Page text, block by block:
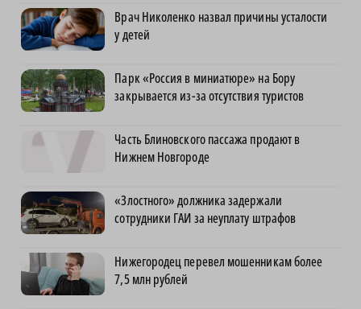
Врач Николенко назвал причины усталости
у детей
Парк «Россия в миниатюре» на Бору
закрывается из-за отсутствия туристов
Часть Блиновского пассажа продают в
Нижнем Новгороде
«Злостного» должника задержали
сотрудники ГАИ за неуплату штрафов
Нижегородец перевел мошенникам более
7,5 млн рублей